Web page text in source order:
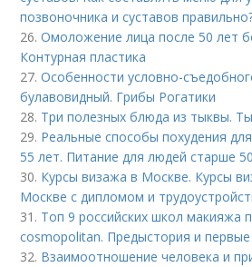
позвоночника и суставов
26.Омоложение лица после 50 лет
Контурная пластика
27.Особенности условно-
булавовидный. Грибы Рогатики
28. Три полезных блюда из тыквы.
29. Реальные способы похудения
55 лет. Питание для людей старше 50
30. Курсы визажа в Москве. Курсы
Москве с дипломом и
31. Топ 9 российских школ макияжа
cosmopolitan. Предыстория и
32. Взаимоотношение человека и